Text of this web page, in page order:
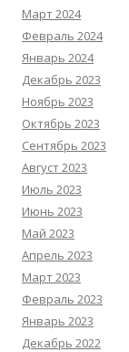
Март 2024
Февраль 2024
Январь 2024
Декабрь 2023
Ноябрь 2023
Октябрь 2023
Сентябрь 2023
Август 2023
Июль 2023
Июнь 2023
Май 2023
Апрель 2023
Март 2023
Февраль 2023
Январь 2023
Декабрь 2022